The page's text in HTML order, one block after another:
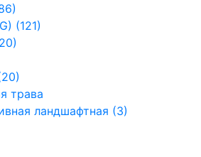
(121)
трава
ландшафтная (3)